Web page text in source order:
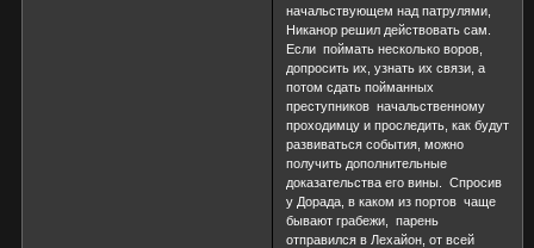
начальствующем над патрулями,
Никанор решил действовать сам.
Если поймать несколько воров,
допросить их, узнать их связи, а
потом сдать пойманных
преступников начальственному
проходимцу и проследить, как будут
развиваться события, можно
получить дополнительные
доказательства его вины. Спросив
у Дорада, в каком из портов чаще
бывают грабежи, парень
отправился в Лехайон, от всей